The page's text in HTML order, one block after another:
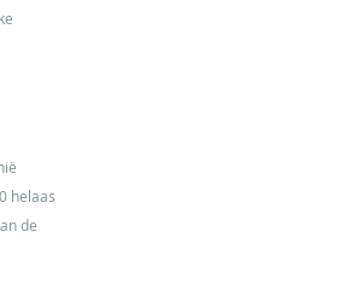
helaas
de